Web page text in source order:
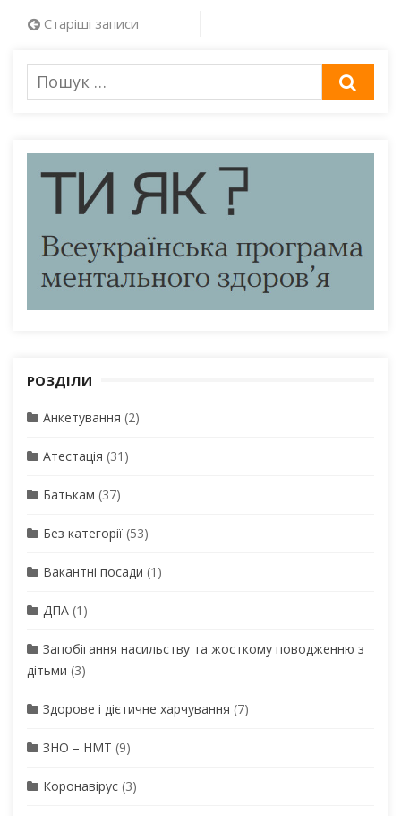
Навігація
за
записами
Старіші записи
Пошук
РОЗДІЛИ
Анкетування (2)
Атестація (31)
Батькам (37)
Без категорії (53)
Вакантні посади (1)
ДПА (1)
Запобігання насильству та жосткому поводженню з
дітьми (3)
Здорове і дієтичне харчування (7)
ЗНО – НМТ (9)
Коронавірус (3)